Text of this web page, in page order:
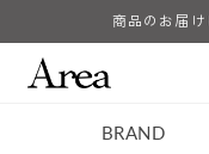
進む
商品のお届
BRAND